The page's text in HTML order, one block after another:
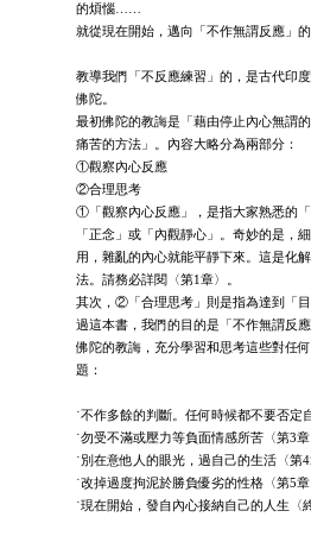
的煩惱……
就從現在開始，邁向「不作無謂反應」的
教導我們「不反應練習」的，是古代印
佛陀。
最初佛陀的教誨是「藉由停止內心無謂
痛苦的方法」。內容大略分為兩部分：
①觀察內心反應
②合理思考
①「觀察內心反應」，是指大家熟悉的
「正念」或「內觀靜心」。奇妙的是，
用，雜亂的內心就能平靜下來。這是化
法。請務必詳閱〈第1章〉。
其次，②「合理思考」則是指為達到「
過這本書，我們的目的是「不作無謂反
佛陀的教誨，充分學習和思考這些對任
題：
˙不作多餘的判斷。任何時候都不要否定
˙勿受不滿或壓力等負面情感所苦〈第3章
˙別在意他人的眼光，過自己的生活〈第4
˙改掉過度拘泥於勝負優劣的性格〈第5章
˙現在開始，發自內心接納自己的人生〈